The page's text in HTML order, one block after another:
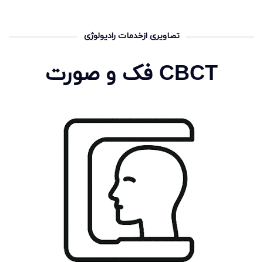
تصاویری ازخدمات رادیولوژی
CBCT فک و صورت